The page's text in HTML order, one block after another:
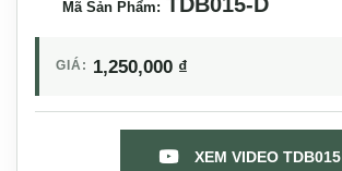
Mã Sản Phẩm:
GIÁ: 1,250,000 ₫
XEM VIDEO TDB015